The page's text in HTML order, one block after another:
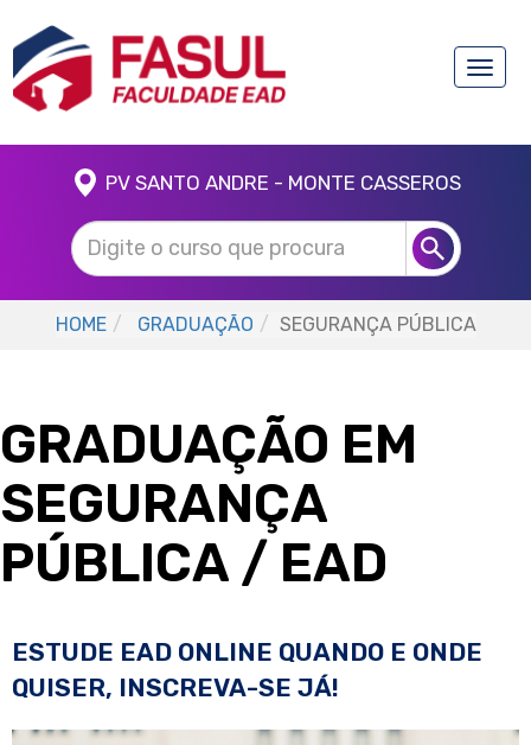
Toggle
PV SANTO ANDRE - MONTE CASSEROS
HOME GRADUAÇÃO SEGURANÇA PÚBLICA
GRADUAÇÃO EM
SEGURANÇA
PÚBLICA / EAD
ESTUDE EAD ONLINE QUANDO E ONDE
QUISER, INSCREVA-SE JÁ!